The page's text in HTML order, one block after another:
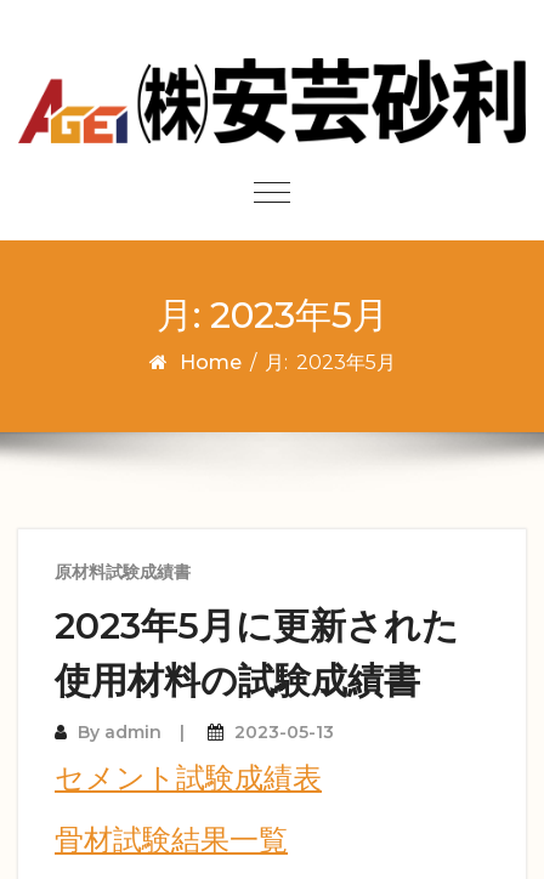
Toggle
月: 2023年5月
Home / 月: 2023年5月
原材料試験成績書
2023年5月に更新された
使用材料の試験成績書
By admin 2023-05-13
セメント試験成績表
骨材試験結果一覧